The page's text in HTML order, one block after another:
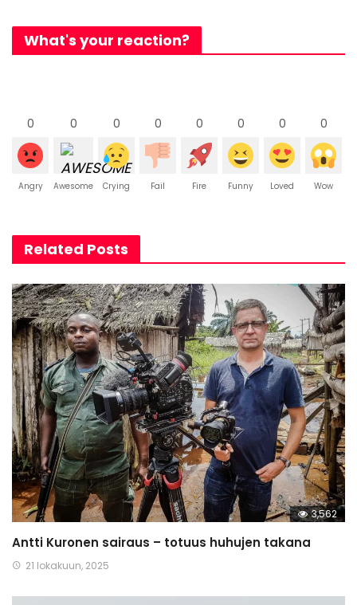
What's your reaction?
0
Angry
0
Awesome
0
Crying
0
Fail
0
Fire
0
Funny
0
Loved
0
Wow
Related Posts
3,562
Antti Kuronen sairaus – totuus huhujen takana
21 lokakuun, 2025